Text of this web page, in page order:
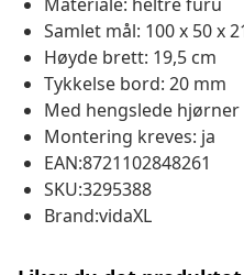
Samlet mål: 100 x 50 x
Høyde brett: 19,5 cm
Tykkelse bord: 20 mm
Med hengslede
Montering kreves: ja
EAN:8721102848261
SKU:3295388
Brand:vidaXL